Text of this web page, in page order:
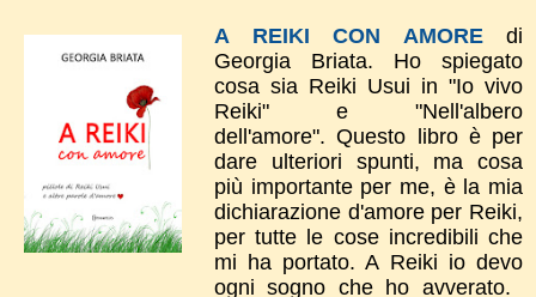
A REIKI CON AMOREdi
Georgia Briata. Ho spiegato
cosa sia Reiki Usui in "Io vivo
Reiki" e "Nell'albero
dell'amore".​Questo libro è per
dare ulteriori spunti, ma cosa
più importante per me, è la mia
dichiarazione d'amor​e per Reiki,
per tutte le cose incredibili che
mi ha portato. A Reiki io devo
ogni sogno che ho avverato.